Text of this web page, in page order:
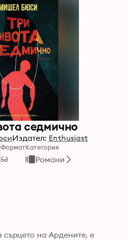
седмично
Издател: Enthusiast
ФорматКатегория
Романи
на Ардените, е